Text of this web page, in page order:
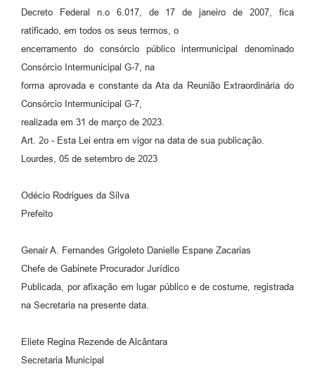
Contas Públicas
Junta Militar
Ouvidoria Municipal
Nota Fiscal Eletrônica
Decreto Federal n.o 6.017, de 17 de janeiro de 2007, fica
ratificado, em todos os seus termos, o
encerramento do consórcio público intermunicipal denominado
Consórcio Intermunicipal G-7, na
forma aprovada e constante da Ata da Reunião Extraordinária do
Consórcio Intermunicipal G-7,
realizada em 31 de março de 2023.
Art. 2o - Esta Lei entra em vigor na data de sua publicação.
Lourdes, 05 de setembro de 2023
Odécio Rodrigues da Silva
Prefeito
Genair A. Fernandes Grigoleto Danielle Espane Zacarias
Chefe de Gabinete Procurador Jurídico
Publicada, por afixação em lugar público e de costume, registrada
na Secretaria na presente data.
Eliete Regina Rezende de Alcântara
Secretaria Municipal